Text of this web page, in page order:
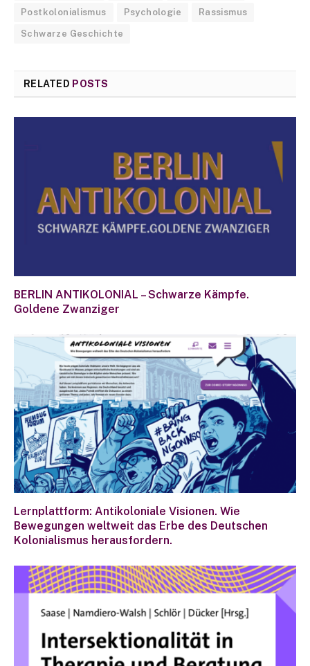
Postkolonialismus Psychologie Rassismus
Schwarze Geschichte
RELATED POSTS
BERLIN ANTIKOLONIAL – Schwarze Kämpfe.
Goldene Zwanziger
Lernplattform: Antikoloniale Visionen. Wie
Bewegungen weltweit das Erbe des Deutschen
Kolonialismus herausfordern.